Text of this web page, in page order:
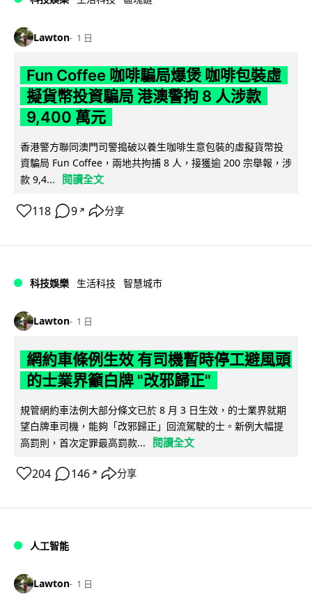
Lawton 1 日
Fun Coffee 咖啡騙局爆煲 咖啡包裝虛
擬貨幣投資騙局 港澳警拘 8 人涉款
9,400 萬元
香港警方聯同澳門司警搗破以養生咖啡生意包裝的虛擬貨幣投
資騙局 Fun Coffee，兩地共拘捕 8 人，接獲逾 200 宗舉報，涉
款 9,4...
閱讀全文
118 9 ↗ 分享
科技娛樂 生活科技 智慧城市
Lawton 1 日
網約車條例生效 有司機暫時停工避風頭
的士業界籲白牌 "改邪歸正"
規管網約車法例大部分條文已於 8 月 3 日生效，的士業界就期
望白牌車司機，能夠「改邪歸正」回流駕駛的士。新例大幅提
高罰則，首次定罪最高罰款...
閱讀全文
204 146 ↗ 分享
人工智能
Lawton 1 日